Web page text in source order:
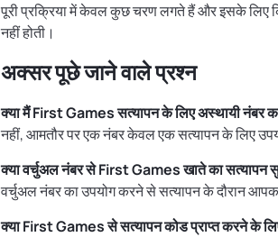
पूरी प्रक्रिया में केवल कुछ चरण लगते हैं और इसके लिए
नहीं होती।
अक्सर पूछे जाने वाले प्रश्न
क्या मैं First Games सत्यापन के लिए अस्थायी नंबर
नहीं, आमतौर पर एक नंबर केवल एक सत्यापन के लिए
क्या वर्चुअल नंबर से First Games खाते का सत्यापन
वर्चुअल नंबर का उपयोग करने से सत्यापन के दौरान
क्या First Games से सत्यापन कोड प्राप्त करने के